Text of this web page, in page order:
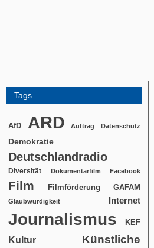
Tags
AfD ARD Auftrag Datenschutz
Demokratie
Deutschlandradio
Diversität Dokumentarfilm Facebook
Film Filmförderung GAFAM
Glaubwürdigkeit Internet
Journalismus KEF
Kultur
Künstliche